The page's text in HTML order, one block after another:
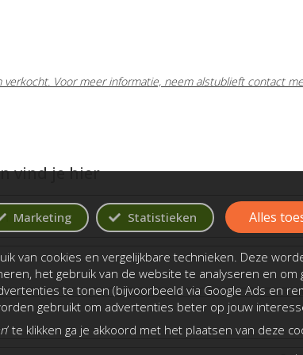
Voor meer informatie, neem alstublieft contact
vind je hier
Marketing Statistieken
van cookies en vergelijkbare technieken. Deze
het gebruik van de website te analyseren en
te tonen (bijvoorbeeld via Google Ads en
gebruikt om advertenties beter op jouw
’ te klikken ga je akkoord met het plaatsen van deze
Alles